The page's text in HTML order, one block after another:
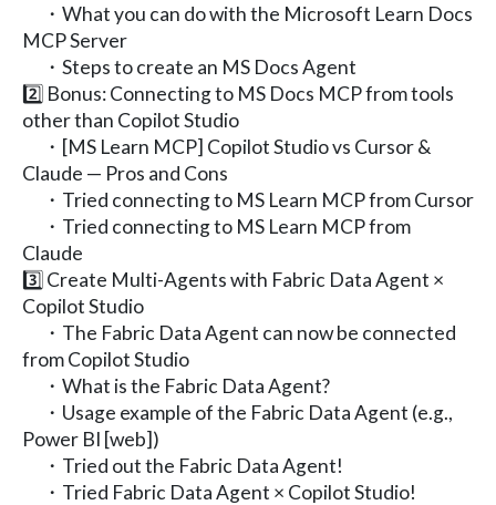
・What you can do with the Microsoft Learn Docs
MCP Server
・Steps to create an MS Docs Agent
2️⃣ Bonus: Connecting to MS Docs MCP from tools
other than Copilot Studio
・[MS Learn MCP] Copilot Studio vs Cursor &
Claude — Pros and Cons
・Tried connecting to MS Learn MCP from Cursor
・Tried connecting to MS Learn MCP from
Claude
3️⃣ Create Multi-Agents with Fabric Data Agent ×
Copilot Studio
・The Fabric Data Agent can now be connected
from Copilot Studio
・What is the Fabric Data Agent?
・Usage example of the Fabric Data Agent (e.g.,
Power BI [web])
・Tried out the Fabric Data Agent!
・Tried Fabric Data Agent × Copilot Studio!